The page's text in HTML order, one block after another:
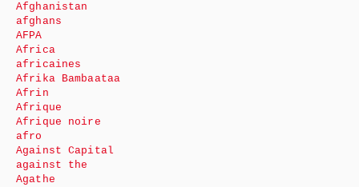
Afghanistan
afghans
AFPA
Africa
africaines
Afrika Bambaataa
Afrin
Afrique
Afrique noire
afro
Against Capital
against the
Agathe